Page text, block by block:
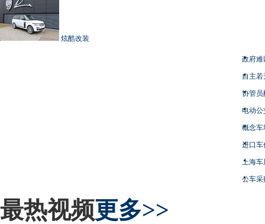
炫酷改装
政府难
自主
协管员
电动
概念车
进口车
上海
公车采
最热视频更多>>